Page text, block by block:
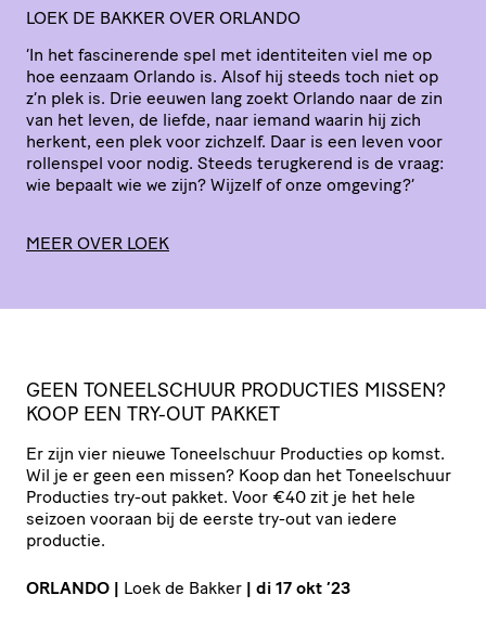
LOEK DE BAKKER OVER ORLANDO
‘In het fasci­ne­rende spel met iden­ti­teiten viel me op
hoe eenzaam Orlando is. Alsof hij steeds toch niet op
z’n plek is. Drie eeuwen lang zoekt Orlando naar de zin
van het leven, de liefde, naar iemand waarin hij zich
herkent, een plek voor zichzelf. Daar is een leven voor
rollenspel voor nodig. Steeds terugkerend is de vraag:
wie bepaalt wie we zijn? Wijzelf of onze omgeving?’
MEER OVER LOEK
GEEN TONEEL­SCHUUR PRODUCTIES MISSEN?
KOOP EEN TRY-OUT PAKKET
Er zijn vier nieuwe Toneel­schuur Producties op komst.
Wil je er geen een missen? Koop dan het Toneel­schuur
Producties try-out pakket. Voor €40 zit je het hele
seizoen vooraan bij de eerste try-out van iedere
productie.
ORLANDO | Loek de Bakker | di 17 okt ’23